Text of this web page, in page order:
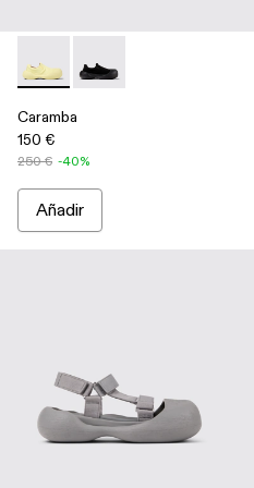
Caramba - A500024-006 -
Caramba - A500024-
Caramba
150 €
250 € -40%
Añadir